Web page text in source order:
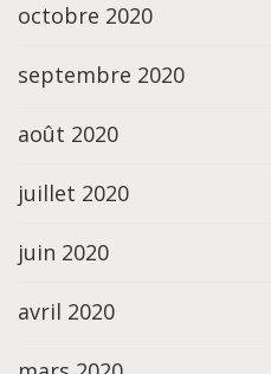
octobre 2020
septembre 2020
août 2020
juillet 2020
juin 2020
avril 2020